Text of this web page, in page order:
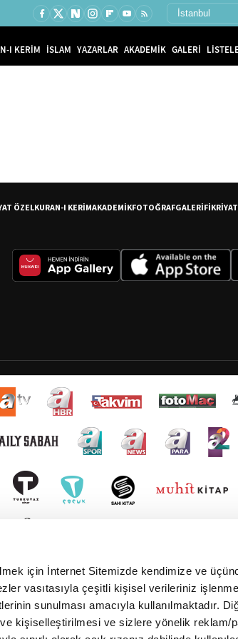
için İnternet Sitemizde kendimize ve
vasıtasıyla çeşitli kişisel verileriniz
sunulması amacıyla kullanılmaktadır.
ve kişiselleştirilmesi ve sizlere yönelik reklam/
I KERİM İSLAM YAZARLAR AKADEMİK GALERİ
ÖZELKURAN-I KERİMAKADEMİKFOTOĞRAFGALERİ